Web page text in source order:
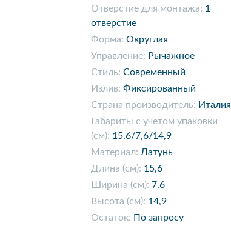
Отверстие для монтажа: 1
отверстие
Форма: Округлая
Управление: Рычажное
Стиль: Современный
Излив: Фиксированный
Страна производитель: Италия
Габариты с учетом упаковки
(см): 15,6/7,6/14,9
Материал: Латунь
Длина (см): 15,6
Ширина (см): 7,6
Высота (см): 14,9
Остаток: По запросу